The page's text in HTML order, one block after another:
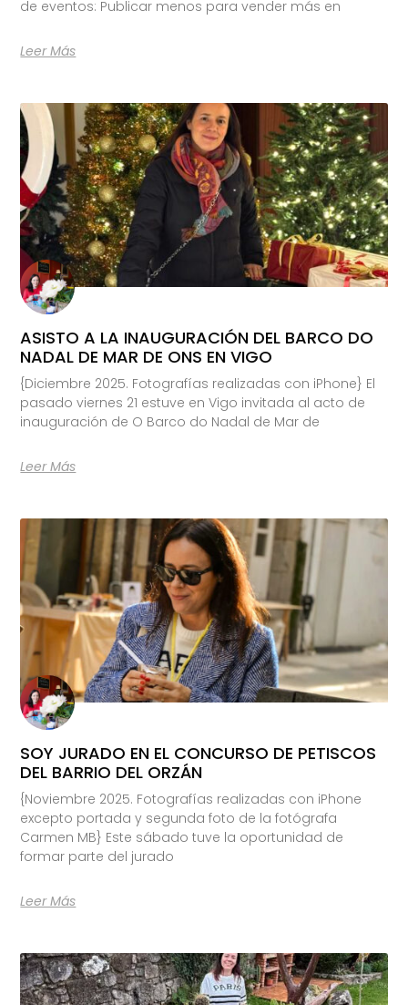
de eventos: Publicar menos para vender más en
Leer Más
ASISTO A LA INAUGURACIÓN DEL BARCO DO
NADAL DE MAR DE ONS EN VIGO
{Diciembre 2025. Fotografías realizadas con iPhone} El
pasado viernes 21 estuve en Vigo invitada al acto de
inauguración de O Barco do Nadal de Mar de
Leer Más
SOY JURADO EN EL CONCURSO DE PETISCOS
DEL BARRIO DEL ORZÁN
{Noviembre 2025. Fotografías realizadas con iPhone
excepto portada y segunda foto de la fotógrafa
Carmen MB} Este sábado tuve la oportunidad de
formar parte del jurado
Leer Más